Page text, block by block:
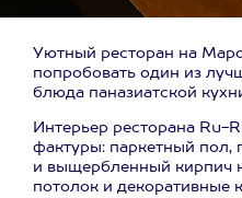
Уютный ресторан на
попробовать один из
блюда паназиатской
Интерьер ресторана Ru-
фактуры: паркетный пол,
и выщербленный кирпич
потолок и декоративные